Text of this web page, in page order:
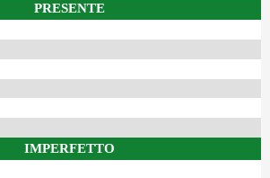
PRESENTE
IMPERFETTO